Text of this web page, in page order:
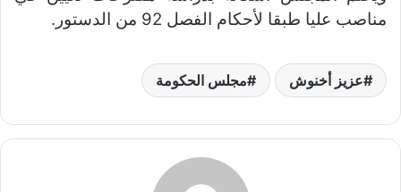
مناصب عليا طبقا لأحكام الفصل 92 من الدستور.
عزيز أخنوش مجلس الحكومة